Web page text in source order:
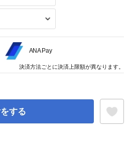
する
ANA Pay
決済方法ごとに決済上限額が異なります。